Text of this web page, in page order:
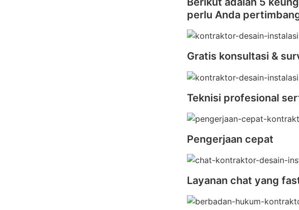
perlu Anda
Gratis konsultasi &
Teknisi profesional
Pengerjaan cepat
Layanan chat yang